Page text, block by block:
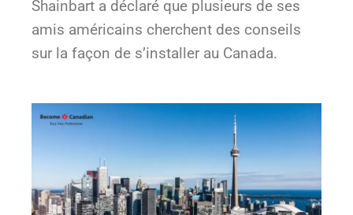
Shainbart a déclaré que plusieurs de ses
amis américains cherchent des conseils
sur la façon de s’installer au Canada.